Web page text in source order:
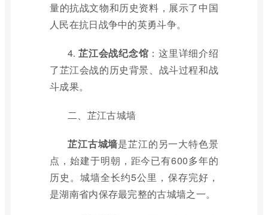
量的抗战文物和历史资料，展示了中国
人民在抗日战争中的英勇斗争。
4.芷江会战纪念馆 ：这里详细介绍
了芷江会战的历史背景、战斗过程和战
斗成果。
二、芷江古城墙
芷江古城墙是芷江的另一大特色景
点，始建于明朝，距今已有600多年的
历史。城墙全长约5公里，保存完好，
是湖南省内保存最完整的古城墙之一。